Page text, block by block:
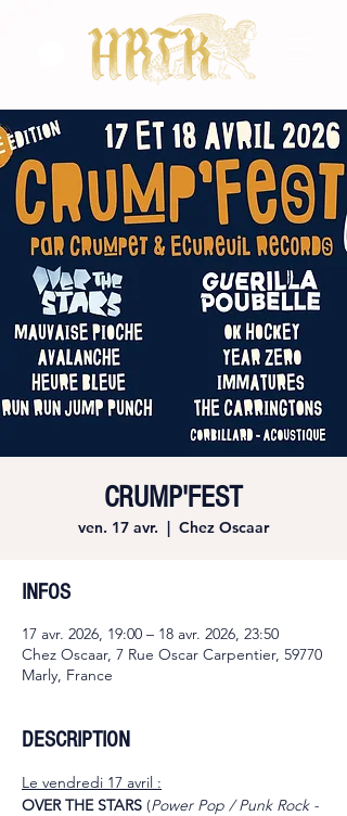
CRUMP'FEST
ven. 17 avr.
  |
Chez Oscaar
INFOS
17 avr. 2026, 19:00 – 18 avr. 2026, 23:50
Chez Oscaar, 7 Rue Oscar Carpentier, 59770
Marly, France
DESCRIPTION
Le vendredi 17 avril :
OVER THE STARS (Power Pop / Punk Rock -